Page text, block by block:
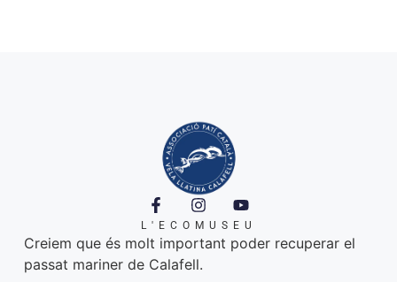
L'ECOMUSEU
Creiem que és molt important poder recuperar el
passat mariner de Calafell.